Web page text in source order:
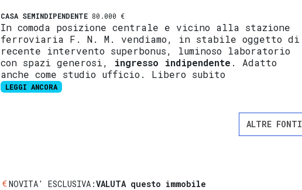
CASA SEMINDIPENDENTE 80.000 €
In comoda posizione centrale e vicino alla stazione
ferroviaria F. N. M. vendiamo, in stabile oggetto di
recente intervento superbonus, luminoso laboratorio
con spazi generosi, ingresso indipendente . Adatto
anche come studio ufficio. Libero subito
LEGGI ANCORA
ALTRE FONTI
NOVITA' ESCLUSIVA:VALUTA questo immobile